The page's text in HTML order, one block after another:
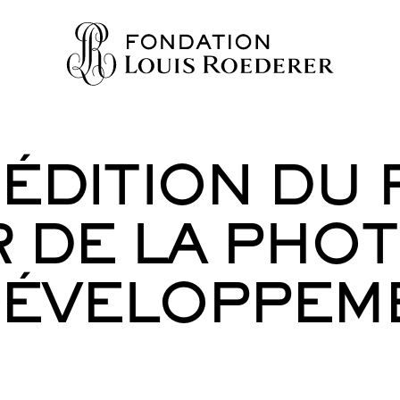
DU
DE LA